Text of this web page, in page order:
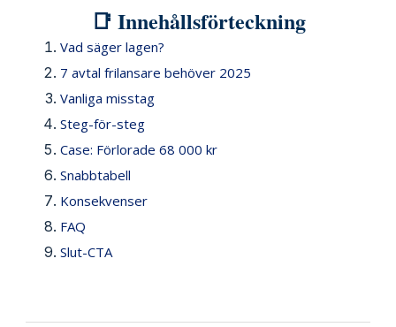
📑 Innehållsförteckning
Vad säger lagen?
7 avtal frilansare behöver 2025
Vanliga misstag
Steg-för-steg
Case: Förlorade 68 000 kr
Snabbtabell
Konsekvenser
FAQ
Slut-CTA